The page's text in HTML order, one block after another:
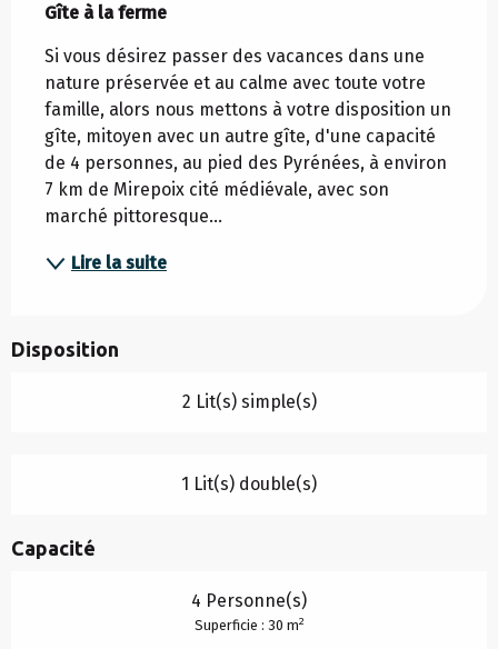
Gîte à la ferme
Si vous désirez passer des vacances dans une
nature préservée et au calme avec toute votre
famille, alors nous mettons à votre disposition un
gîte, mitoyen avec un autre gîte, d'une capacité
de 4 personnes, au pied des Pyrénées, à environ
7 km de Mirepoix cité médiévale, avec son
marché pittoresque...
Lire la suite
Disposition
2 Lit(s) simple(s)
1 Lit(s) double(s)
Capacité
4 Personne(s)
Superficie : 30 m2